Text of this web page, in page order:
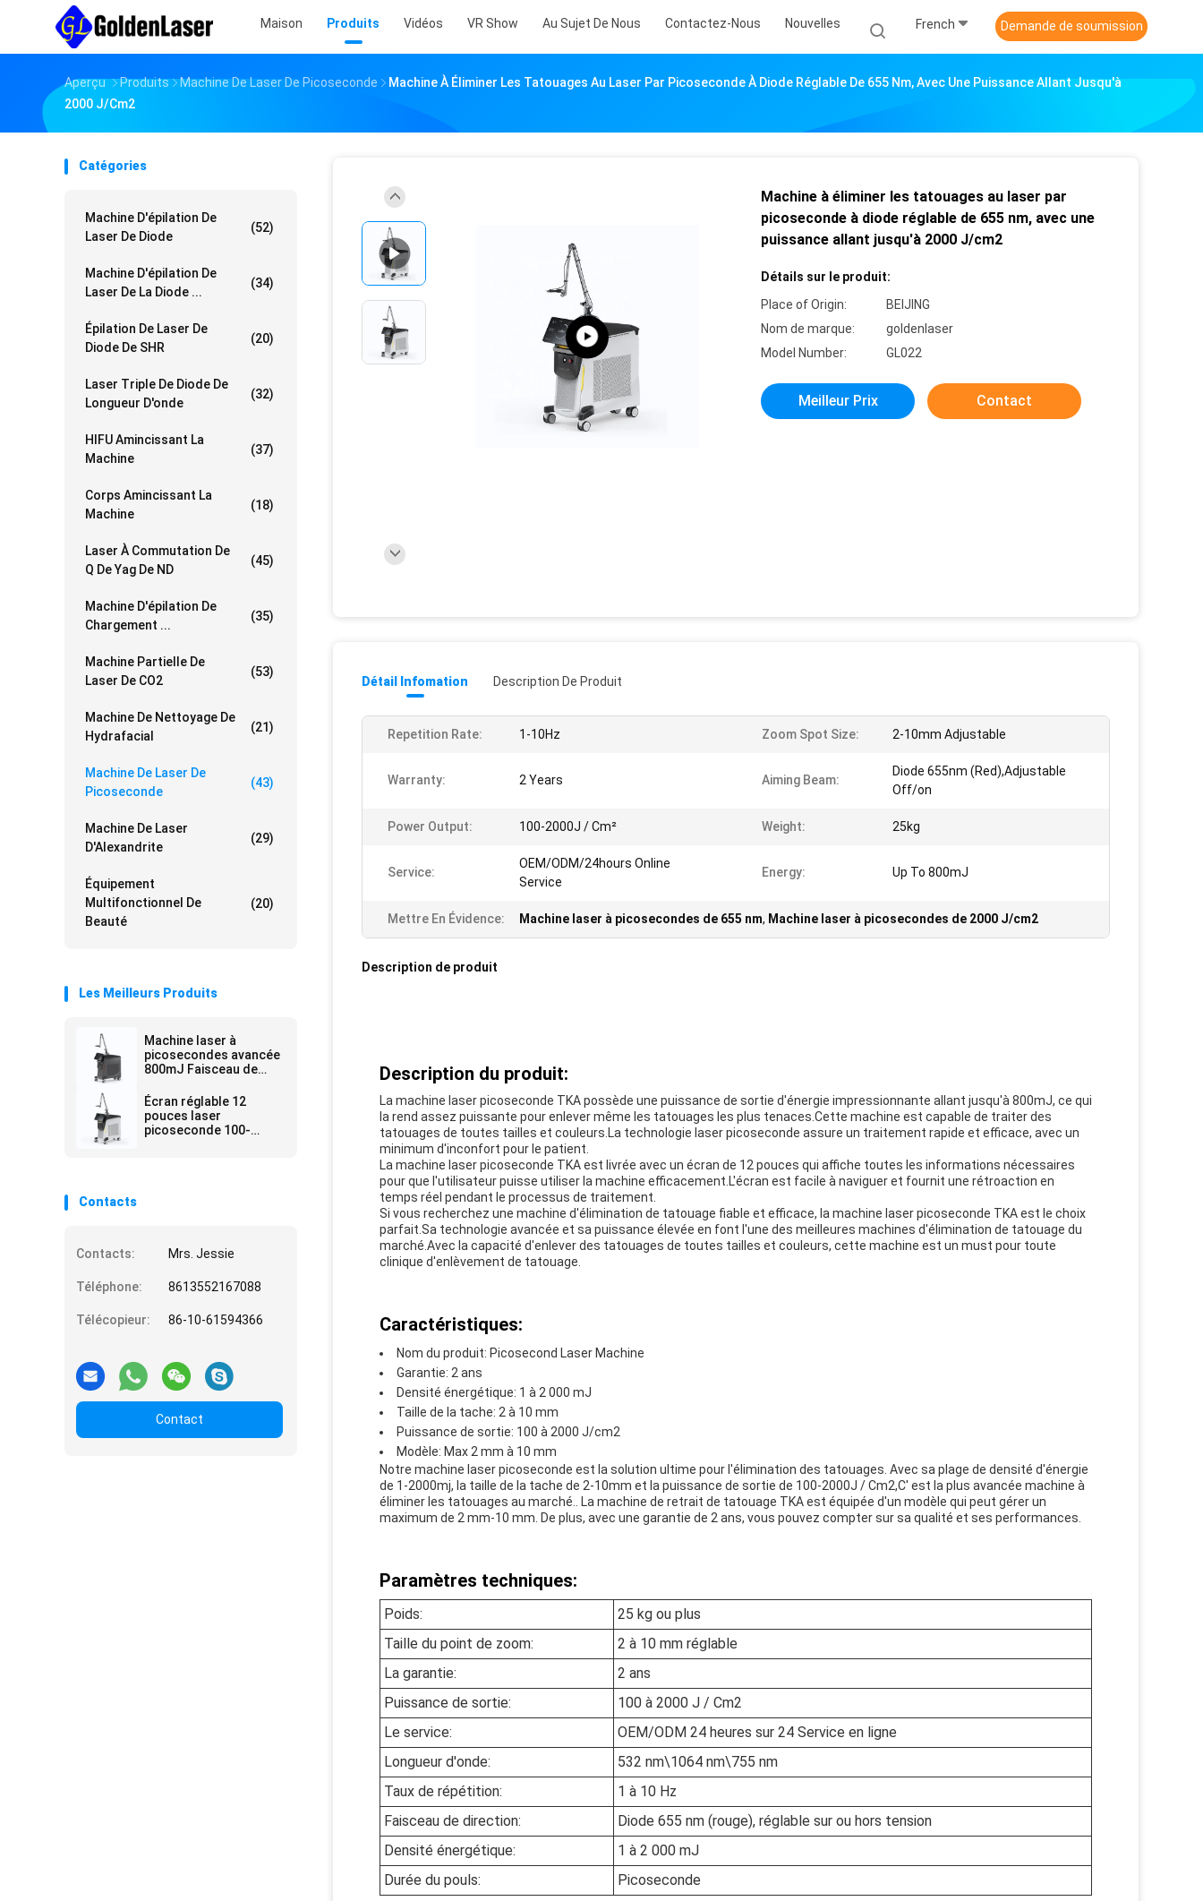
Maison Produits Vidéos VR Show Au Sujet De Nous Contactez-Nous Nouvelles French Demande de soumission
Aperçu Produits Machine De Laser De Picoseconde
Machine À Éliminer Les Tatouages Au Laser Par Picoseconde À Diode Réglable De 655 Nm, Avec Une Puissance Allant Jusqu'à
2000 J/cm2
Catégories
Machine D'épilation De
Laser De Diode
(52)
Machine D'épilation De
Laser De La Diode ...
(34)
Épilation De Laser De
Diode De SHR
(20)
Laser Triple De Diode De
Longueur D'onde
(32)
HIFU Amincissant La
Machine
(37)
Corps Amincissant La
Machine
(18)
Laser À Commutation De
Q De Yag De ND
(45)
Machine D'épilation De
Chargement ...
(35)
Machine Partielle De
Laser De CO2
(53)
Machine De Nettoyage De
Hydrafacial
(21)
Machine De Laser De
Picoseconde
(43)
Machine De Laser
D'Alexandrite
(29)
Équipement
Multifonctionnel De
Beauté
(20)
Les Meilleurs Produits
Machine laser à
picosecondes avancée
800mJ Faisceau de
d'énergie
Écran réglable 12
pouces laser
picoseconde 100-
Contacts
Contacts: Mrs. Jessie
Téléphone: 8613552167088
Télécopieur: 86-10-61594366
Contact
Machine à éliminer les tatouages au laser par
picoseconde à diode réglable de 655 nm, avec une
puissance allant jusqu'à 2000 J/cm2
Détails sur le produit:
Place of Origin:
BEIJING
Nom de marque:
goldenlaser
Model Number:
GL022
Meilleur Prix Contact
Détail Infomation Description De Produit
Repetition Rate: 1-10Hz Zoom Spot Size: 2-10mm Adjustable
Warranty: 2 Years Aiming Beam:
Diode 655nm (Red),Adjustable
Off/on
Power Output: 100-2000J / Cm² Weight: 25kg
Service:
OEM/ODM/24hours Online
Service
Energy: Up To 800mJ
Mettre En Évidence: Machine laser à picosecondes de 655 nm, Machine laser à picosecondes de 2000 J/cm2
Description de produit
Description du produit:
La machine laser picoseconde TKA possède une puissance de sortie d'énergie impressionnante allant jusqu'à 800mJ, ce qui
la rend assez puissante pour enlever même les tatouages les plus tenaces.Cette machine est capable de traiter des
tatouages de toutes tailles et couleurs.La technologie laser picoseconde assure un traitement rapide et efficace, avec un
minimum d'inconfort pour le patient.
La machine laser picoseconde TKA est livrée avec un écran de 12 pouces qui affiche toutes les informations nécessaires
pour que l'utilisateur puisse utiliser la machine efficacement.L'écran est facile à naviguer et fournit une rétroaction en
temps réel pendant le processus de traitement.
Si vous recherchez une machine d'élimination de tatouage fiable et efficace, la machine laser picoseconde TKA est le choix
parfait.Sa technologie avancée et sa puissance élevée en font l'une des meilleures machines d'élimination de tatouage du
marché.Avec la capacité d'enlever des tatouages de toutes tailles et couleurs, cette machine est un must pour toute
clinique d'enlèvement de tatouage.
Caractéristiques:
Nom du produit: Picosecond Laser Machine
Garantie: 2 ans
Densité énergétique: 1 à 2 000 mJ
Taille de la tache: 2 à 10 mm
Puissance de sortie: 100 à 2000 J/cm2
Modèle: Max 2 mm à 10 mm
Notre machine laser picoseconde est la solution ultime pour l'élimination des tatouages. Avec sa plage de densité d'énergie
de 1-2000mj, la taille de la tache de 2-10mm et la puissance de sortie de 100-2000J / Cm2,C' est la plus avancée machine à
éliminer les tatouages au marché.. La machine de retrait de tatouage TKA est équipée d'un modèle qui peut gérer un
maximum de 2 mm-10 mm. De plus, avec une garantie de 2 ans, vous pouvez compter sur sa qualité et ses performances.
Paramètres techniques:
Poids:
25 kg ou plus
Taille du point de zoom:
2 à 10 mm réglable
La garantie:
2 ans
Puissance de sortie:
100 à 2000 J / Cm2
Le service:
OEM/ODM 24 heures sur 24 Service en ligne
Longueur d'onde:
532 nm\1064 nm\755 nm
Taux de répétition:
1 à 10 Hz
Faisceau de direction:
Diode 655 nm (rouge), réglable sur ou hors tension
Densité énergétique:
1 à 2 000 mJ
Durée du pouls:
Picoseconde